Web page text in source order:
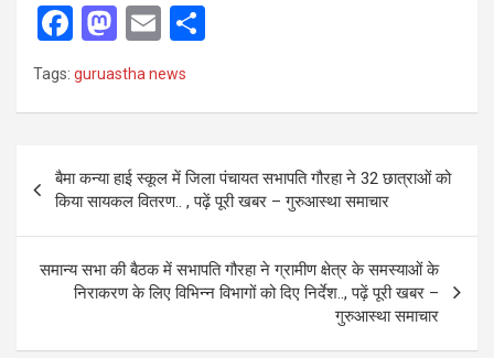
F
ce
o
o
k
M
a
st
d
o
n
E
ail
Tags: guruastha news
Post
navigation
बैमा कन्या हाई स्कूल में जिला पंचायत सभापति गौरहा ने 32 छात्राओं को
किया सायकल वितरण.. , पढ़ें पूरी खबर – गुरुआस्था समाचार
समान्य सभा की बैठक में सभापति गौरहा ने ग्रामीण क्षेत्र के समस्याओं के
निराकरण के लिए विभिन्न विभागों को दिए निर्देश.., पढ़ें पूरी खबर –
गुरुआस्था समाचार